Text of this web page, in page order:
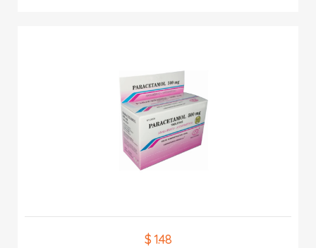
$ 1.48